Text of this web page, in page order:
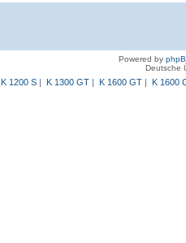
Powered by
Deutsche
K 1200 S| K 1300 GT| K 1600 GT| K 1600